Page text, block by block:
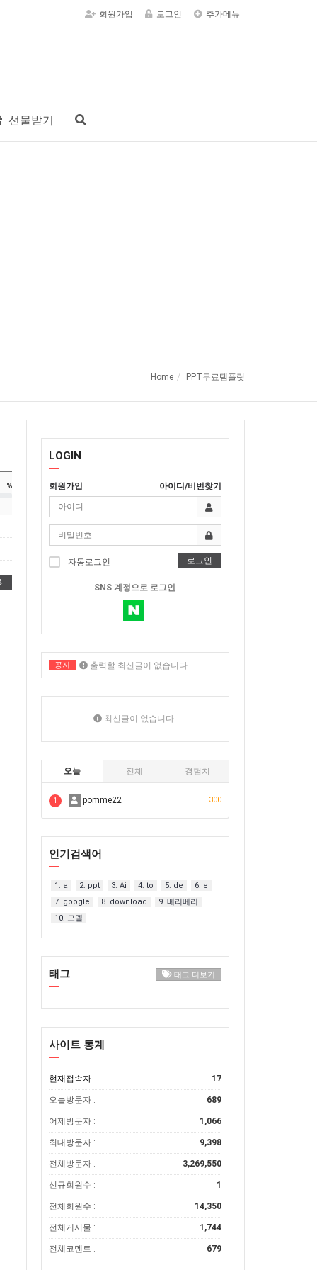
회원가입 로그인 추가메뉴
선물받기
Home PPT무료템플릿
%
LOGIN
회원가입 아이디/비번찾기
자동로그인 로그인
SNS 계정으로 로그인
공지 출력할 최신글이 없습니다.
최신글이 없습니다.
오늘 전체 경험치
1 pomme22 300
인기검색어
1. a 2. ppt 3. Ai 4. to 5. de
6. e
7. google
8. download
9. 베리베리
10. 모델
태그 태그 더보기
사이트 통계
현재접속자 : 17
오늘방문자 : 689
어제방문자 : 1,066
최대방문자 : 9,398
전체방문자 : 3,269,550
신규회원수 : 1
전체회원수 : 14,350
전체게시물 : 1,744
전체코멘트 : 679